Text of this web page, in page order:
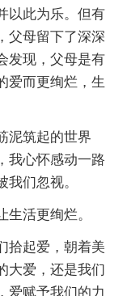
以此为乐。但有
父母留下了深深
发现，父母是有
爱而更绚烂，生
泥筑起的世界
我心怀感动一路
们忽视。
活更绚烂。
拾起爱，朝着美
大爱，还是我们
爱赋予我们的力